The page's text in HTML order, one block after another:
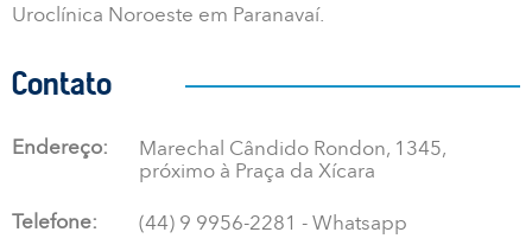
Uroclínica Noroeste em Paranavaí.
Contato
Endereço:
Marechal Cândido Rondon, 1345,
próximo à Praça da Xícara
Telefone: (44) 9 9956-2281 - Whatsapp